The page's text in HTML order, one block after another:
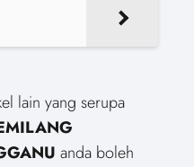
lain yang serupa
anda boleh